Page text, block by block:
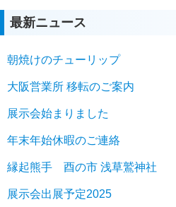
最新ニュース
朝焼けのチューリップ
大阪営業所 移転のご案内
展示会始まりました
年末年始休暇のご連絡
縁起熊手 酉の市 浅草鷲神社
展示会出展予定2025